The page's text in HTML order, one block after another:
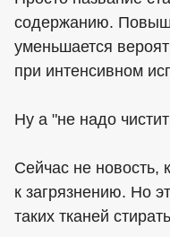
содержанию.
уменьшается
при интенсивном
Ну а "не надо
Сейчас не новость,
к загрязнению. Но
таких тканей